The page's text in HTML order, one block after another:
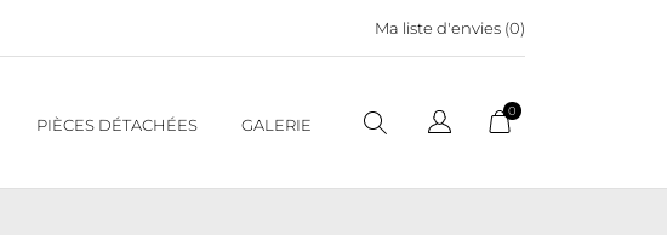
Ma liste d'envies (0)
PIÈCES DÉTACHÉES GALERIE
0